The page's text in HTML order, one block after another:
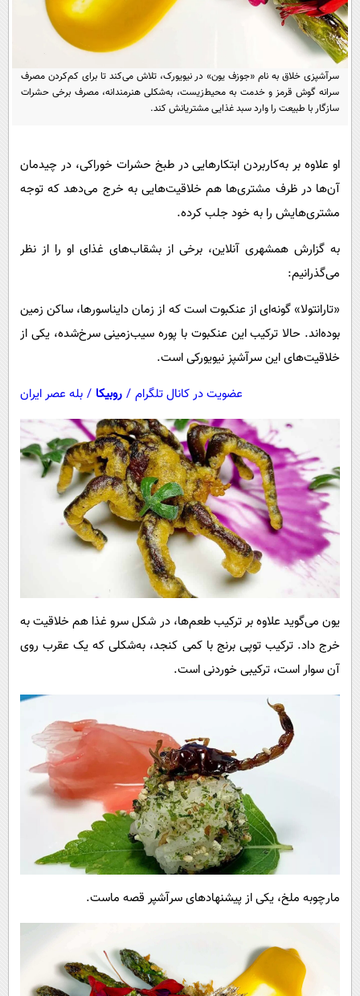
سرگرمی
حوادث
فرهنگی
بین الملل
اجتماعی
سیاست خارجی
پیامک
دانلود
سرآشپزی خلاق به نام «جوزف یون» در نیویورک، تلاش می‌کند تا برای کم‌کردن مصرف
سرانه گوش قرمز و خدمت به محیط‌زیست، به‌شکلی هنرمندانه، مصرف برخی حشرات
سازگار با طبیعت را وارد سبد غذایی مشتریانش کند.
او علاوه بر به‌کاربردن ابتکارهایی در طبخ حشرات خوراکی، در چیدمان
آن‌ها در ظرف مشتری‌ها هم خلاقیت‌هایی به خرج می‌دهد که توجه
مشتری‌هایش را به خود جلب کرده.
به گزارش همشهری آنلاین، برخی از بشقاب‌های غذای او را از نظر
می‌گذرانیم:
«تارانتولا» گونه‌ای از عنکبوت است که از زمان دایناسورها، ساکن زمین
بوده‌اند. حالا ترکیب این عنکبوت با پوره سیب‌زمینی سرخ‌شده، یکی از
خلاقیت‌های این سرآشپز نیویورکی است.
عضویت در کانال تلگرام / روبیکا / بله عصر ایران
یون می‌گوید علاوه بر ترکیب طعم‌ها، در شکل سرو غذا هم خلاقیت به
خرج داد. ترکیب توپی برنج با کمی کنجد، به‌شکلی که یک عقرب روی
آن سوار است، ترکیبی خوردنی است.
مارچوبه ملخ، یکی از پیشنهادهای سرآشپر قصه ماست.